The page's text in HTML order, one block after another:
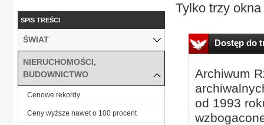
Tylko trzy okna
Dostęp do
Archiwum
od 1993
SPIS TREŚCI
ŚWIAT
NIERUCHOMOŚCI,
BUDOWNICTWO
Cenowe rekordy
Ceny wyższe nawet o 100 procent